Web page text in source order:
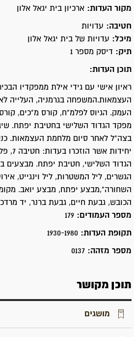
מקור העדות: ארכיון בית יגאל אלון
חטיבה: עדויות
מיכל: עדויות של בית יגאל אלון
תיק: דיסק מספר 1
תוכן העדות:
ראיון אישי עם גידי אילת ממפקדיו
העצמאות.המשפחה בגרמניה, העלייה
מפקד הגדוד השלישי בחטיבת יפתח.
בצה"ל לאחר סיום מלחמת העצמאות.
יחידות
הגדוד השלישי, חטיבת יפתח. מבצעים
הגשרים, ליל המשטרות, ליל וינגייט,
השחורה",מבצע יפתח, מבצע יואב.
הכובש, גבעת חיים, גבעת ברנר, יד
מספר העמודים: 179
תקופת העדות: 1930-1980
מספר מזהה: 0137
תוכן מקושר
מושגים